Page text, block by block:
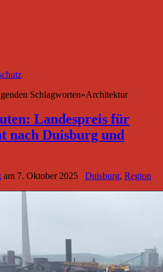
Schlagworten»Architektur
Landespreis für
nach Duisburg und
am 7. Oktober 2025 Duisburg, Region